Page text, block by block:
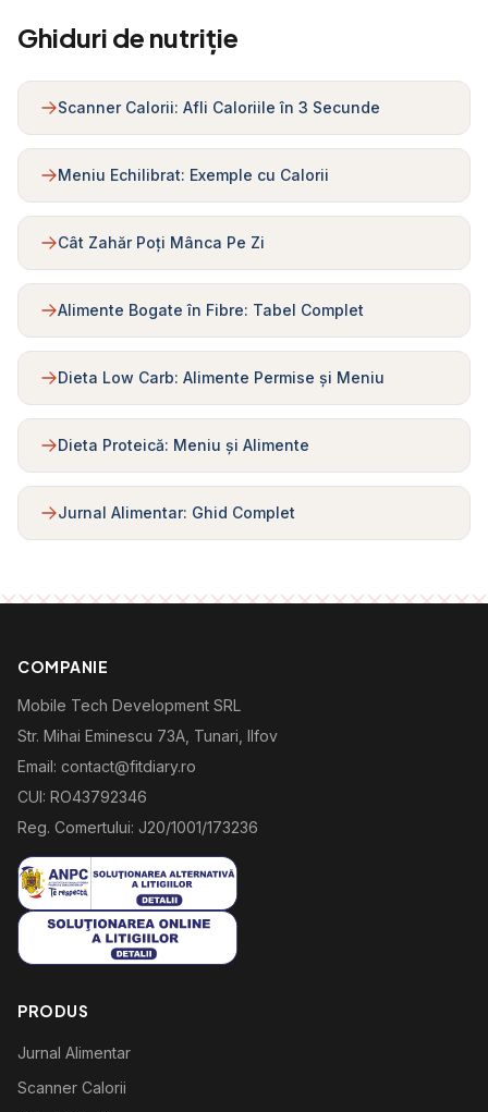
Ghiduri de nutriție
Scanner Calorii: Afli Caloriile în 3 Secunde
Meniu Echilibrat: Exemple cu Calorii
Cât Zahăr Poți Mânca Pe Zi
Alimente Bogate în Fibre: Tabel Complet
Dieta Low Carb: Alimente Permise și Meniu
Dieta Proteică: Meniu și Alimente
Jurnal Alimentar: Ghid Complet
COMPANIE
Mobile Tech Development SRL
Str. Mihai Eminescu 73A, Tunari, Ilfov
Email: contact@fitdiary.ro
CUI: RO43792346
Reg. Comertului: J20/1001/173236
PRODUS
Jurnal Alimentar
Scanner Calorii